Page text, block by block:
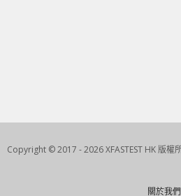
Copyright © 2017 - 2026 XFASTEST HK 版權
關於我們